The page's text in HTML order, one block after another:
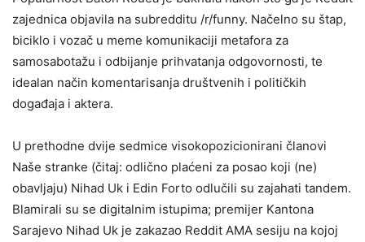
zajednica objavila na subredditu /r/funny. Načelno su štap,
biciklo i vozač u meme komunikaciji metafora za
samosabotažu i odbijanje prihvatanja odgovornosti, te
idealan način komentarisanja društvenih i političkih
događaja i aktera.
U prethodne dvije sedmice visokopozicionirani članovi
Naše stranke (čitaj: odlično plaćeni za posao koji (ne)
obavljaju) Nihad Uk i Edin Forto odlučili su zajahati tandem.
Blamirali su se digitalnim istupima; premijer Kantona
Sarajevo Nihad Uk je zakazao Reddit AMA sesiju na kojoj